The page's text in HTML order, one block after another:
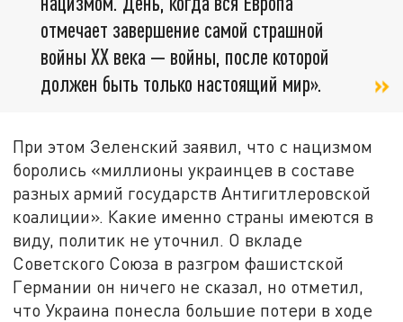
отмечает завершение самой страшной
войны ХХ века — войны, после которой
должен быть только настоящий мир».
При этом Зеленский заявил, что с нацизмом
боролись «миллионы украинцев в составе
разных армий государств Антигитлеровской
коалиции». Какие именно страны имеются в
виду, политик не уточнил. О вкладе
Советского Союза в разгром фашистской
Германии он ничего не сказал, но отметил,
что Украина понесла большие потери в ходе